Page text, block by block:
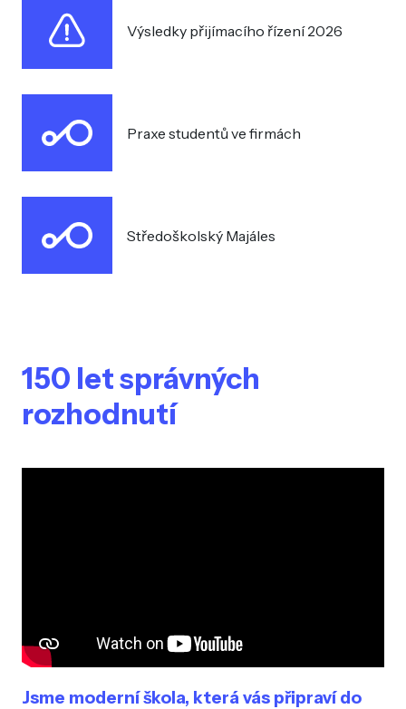
Výsledky přijímacího řízení 2026
Praxe studentů ve firmách
Středoškolský Majáles
150 let správných
rozhodnutí
Jsme moderní škola, která vás připraví do